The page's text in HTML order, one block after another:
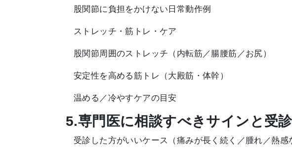
股関節に負担をかけない日常動作例
ストレッチ・筋トレ・ケア
股関節周囲のストレッチ（内転筋／腸腰筋／お尻）
安定性を高める筋トレ（大殿筋・体幹）
温める／冷やすケアの目安
5.専門医に相談すべきサインと受
受診した方がいいケース（痛みが長く続く／腫れ／熱感